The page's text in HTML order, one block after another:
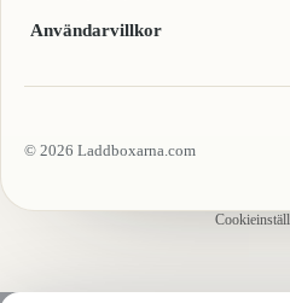
Användarvillkor
© 2026 Laddboxarna.com